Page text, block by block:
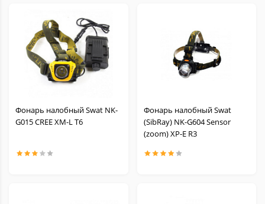
Фонарь налобный Swat NK-
G015 CREE XM-L T6
Фонарь налобный Swat
(SibRay) NK-G604 Sensor
(zoom) XP-E R3